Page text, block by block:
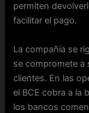
permiten
facilitar el pago.
La compañía se
se compromete a
clientes. En las
el BCE cobra a la
los bancos